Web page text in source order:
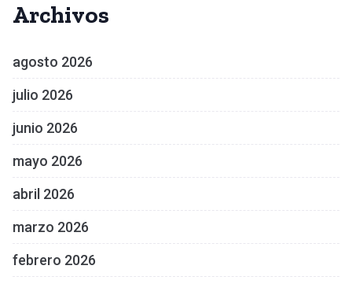
Archivos
agosto 2026
julio 2026
junio 2026
mayo 2026
abril 2026
marzo 2026
febrero 2026